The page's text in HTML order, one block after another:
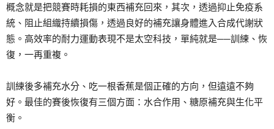
概念就是把競賽時耗損的東西補充回來，其次，透過抑止免疫系
統、阻止組織持續損傷，透過良好的補充讓身體進入合成代謝狀
態。高效率的耐力運動表現不是太空科技，單純就是──訓練、恢
復，一再重複。
訓練後多補充水分、吃一根香蕉是個正確的方向，但遠遠不夠
好。最佳的賽後恢復有三個方面：水合作用、糖原補充與生化平
衡。